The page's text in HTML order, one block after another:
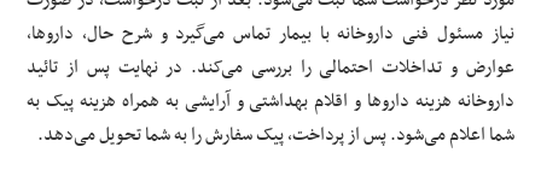
نیاز مسئول فنی داروخانه با بیمار تماس می‌گیرد و شرح حال، داروها،
عوارض و تداخلات احتمالی را بررسی می‌کند. در نهایت پس از تائید
داروخانه هزینه داروها و اقلام بهداشتی و آرایشی به همراه هزینه پیک به
شما اعلام می‌شود. پس از پرداخت، پیک سفارش را به شما تحویل می‌دهد.